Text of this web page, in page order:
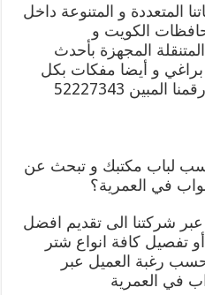
المتعددة و المتنوعة داخل
الكويت و
المجهزة بأحدث
و أيضا مفكات بكل
52227343
لباب مكتبك و تبحث عن
في العمرية؟
عبر شركتنا الى تقديم افضل
تفصيل كافة انواع شتر
حسب رغبة العميل عبر
في العمرية